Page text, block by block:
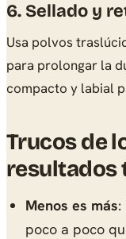
6. Sellado y
Usa polvos
para prolongar la
compacto y labial
Trucos de
resultados
Menos es más:
poco a poco